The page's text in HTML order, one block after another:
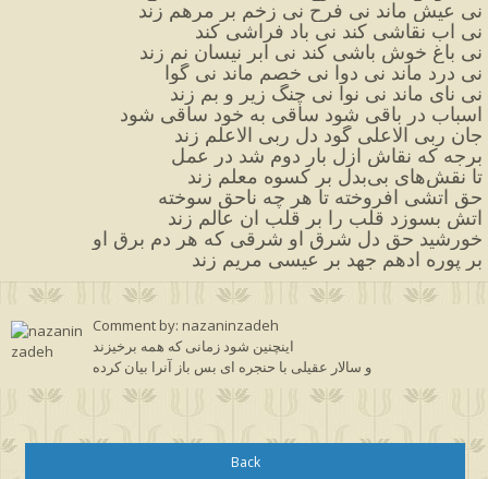
نی عیش ماند نی فرح نی زخم بر مرهم زند
نی آب نقاشی کند نی باد فراشی کند
نی باغ خوش باشی کند نی ابر نیسان نم زند
نی درد ماند نی دوا نی خصم ماند نی گوا
نی نای ماند نی نوا نی چنگ زیر و بم زند
اسباب در باقی شود ساقی به خود ساقی شود
جان ربی الاعلی گود دل ربی الاعلم زند
برجه که نقاش ازل بار دوم شد در عمل
تا نقش‌های بی‌بدل بر کسوه معلم زند
حق آتشی افروخته تا هر چه ناحق سوخته
آتش بسوزد قلب را بر قلب آن عالم زند
خورشید حق دل شرق او شرقی که هر دم برق او
بر پوره ادهم جهد بر عیسی مریم زند
Comment by: nazaninzadeh
اینچنین شود زمانی که همه برخیزند
و سالار عقیلی با حنجره ای بس باز آنرا بیان کرده
Back